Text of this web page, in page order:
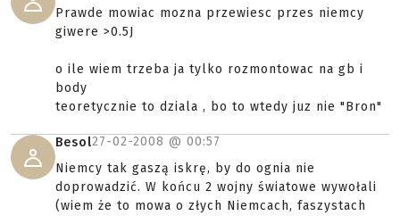
Prawde mowiac mozna przewiesc przes niemcy
giwere >0.5J
o ile wiem trzeba ja tylko rozmontowac na gb i
body
teoretycznie to dziala , bo to wtedy juz nie "Bron"
Besol27-02-2008 @ 00:57
Niemcy tak gaszą iskrę, by do ognia nie
doprowadzić. W końcu 2 wojny światowe wywołali
(wiem że to mowa o złych Niemcach, faszystach